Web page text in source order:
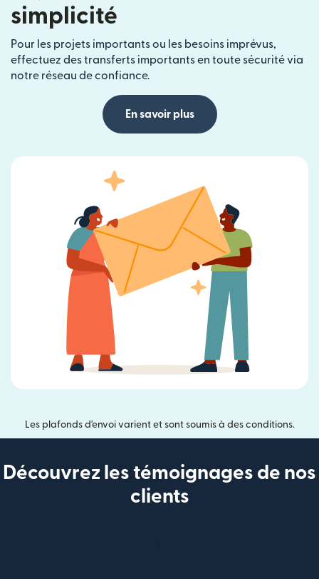
simplicité
Pour les projets importants ou les besoins imprévus,
effectuez des transferts importants en toute sécurité via
notre réseau de confiance.
En savoir plus
Les plafonds d'envoi varient et sont soumis à des conditions.
Découvrez les témoignages de nos
clients